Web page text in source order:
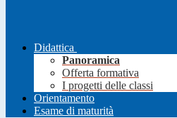
Didattica
Panoramica
Offerta formativa
I progetti delle classi
Orientamento
Esame di maturità